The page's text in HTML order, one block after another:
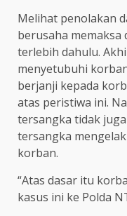
Melihat penolakan
berusaha
terlebih dahulu.
menyetubuhi
berjanji kepada
atas peristiwa ini.
tersangka tidak
tersangka
korban.
“Atas dasar itu
kasus ini ke Polda